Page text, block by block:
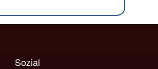
Sozial